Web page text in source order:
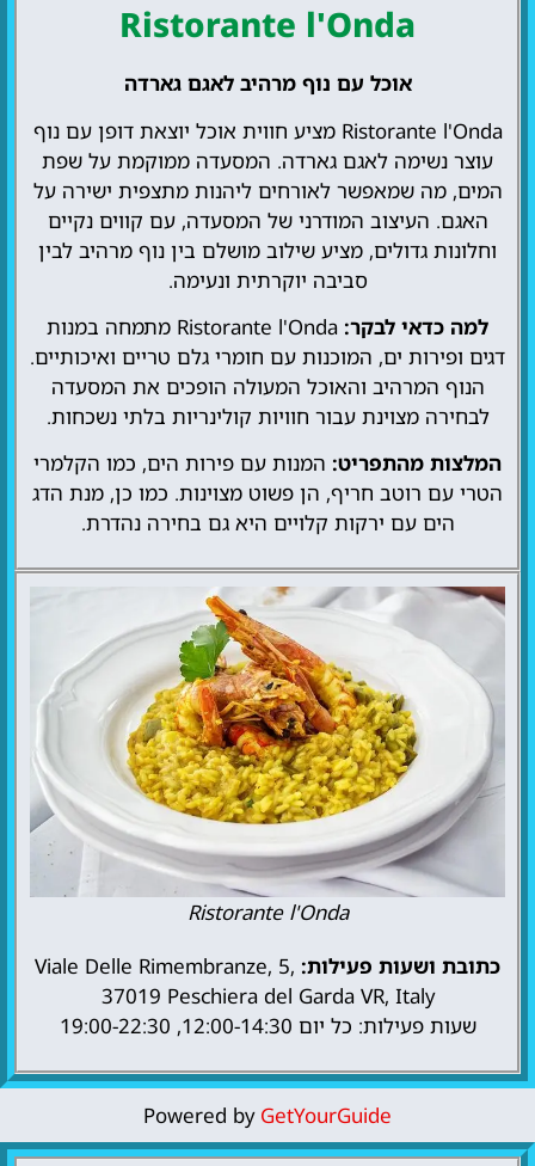
Ristorante l'Onda
אוכל עם נוף מרהיב לאגם גארדה
Ristorante l'Onda מציע חווית אוכל יוצאת דופן עם נוף
עוצר נשימה לאגם גארדה. המסעדה ממוקמת על שפת
המים, מה שמאפשר לאורחים ליהנות מתצפית ישירה על
האגם. העיצוב המודרני של המסעדה, עם קווים נקיים
וחלונות גדולים, מציע שילוב מושלם בין נוף מרהיב לבין
סביבה יוקרתית ונעימה.
למה כדאי לבקר:
Ristorante l'Onda מתמחה במנות
דגים ופירות ים, המוכנות עם חומרי גלם טריים ואיכותיים.
הנוף המרהיב והאוכל המעולה הופכים את המסעדה
לבחירה מצוינת עבור חוויות קולינריות בלתי נשכחות.
המלצות מהתפריט: המנות עם פירות הים, כמו הקלמרי
הטרי עם רוטב חריף, הן פשוט מצוינות. כמו כן, מנת הדג
הים עם ירקות קלויים היא גם בחירה נהדרת.
Ristorante l'Onda
כתובת ושעות פעילות: Viale Delle Rimembranze, 5,
37019 Peschiera del Garda VR, Italy
שעות פעילות: כל יום 12:00-14:30, 19:00-22:30
Powered by GetYourGuide